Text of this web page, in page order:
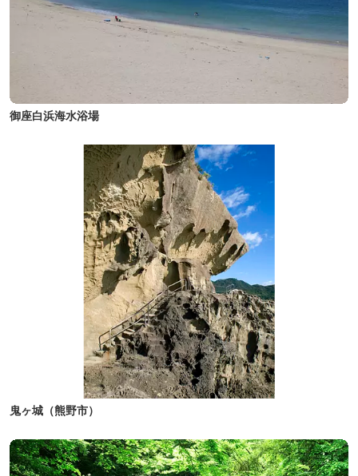
御座白浜海水浴場
鬼ヶ城（熊野市）